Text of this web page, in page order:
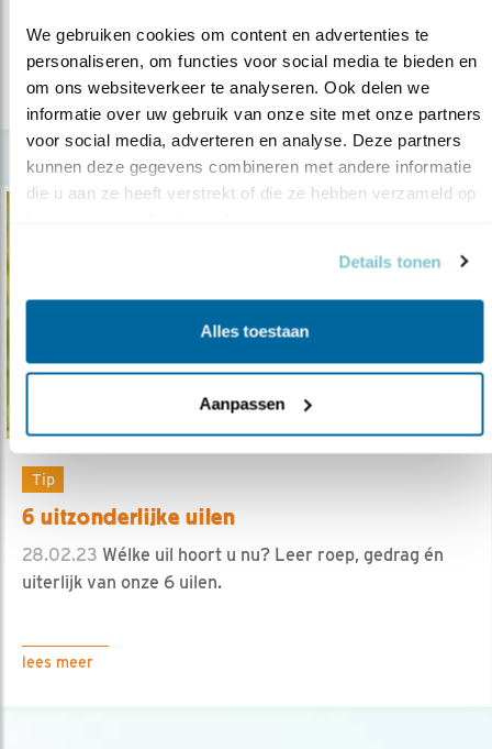
We gebruiken cookies om content en advertenties te
personaliseren, om functies voor social media te bieden en
om ons websiteverkeer te analyseren. Ook delen we
informatie over uw gebruik van onze site met onze partners
voor social media, adverteren en analyse. Deze partners
kunnen deze gegevens combineren met andere informatie
die u aan ze heeft verstrekt of die ze hebben verzameld op
Details tonen
Alles toestaan
Aanpassen
lees meer
Tip
6 uitzonderlijke uilen
28.02.23 Wélke uil hoort u nu? Leer roep, gedrag én
uiterlijk van onze 6 uilen.
lees meer